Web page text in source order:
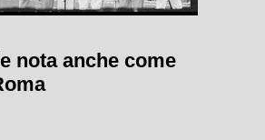
nota anche come